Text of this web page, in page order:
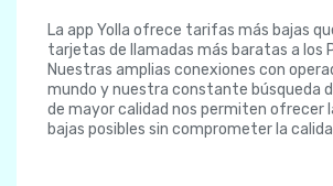
La app Yolla ofrece tarifas más bajas
tarjetas de llamadas más baratas a los
Nuestras amplias conexiones con
mundo y nuestra constante búsqueda
de mayor calidad nos permiten ofrecer
bajas posibles sin comprometer la